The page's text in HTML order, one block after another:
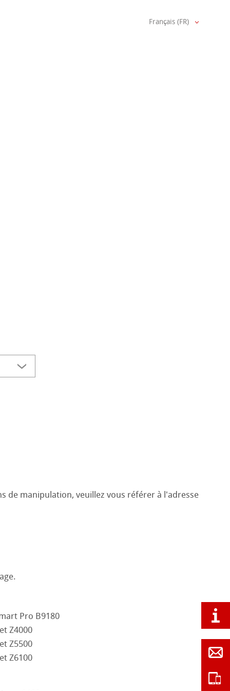
Français (FR)
de manipulation, veuillez vous référer à l'adresse
Pro B9180
Z4000
Z5500
Z6100